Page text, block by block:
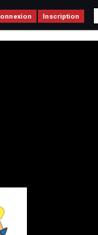
Inscription